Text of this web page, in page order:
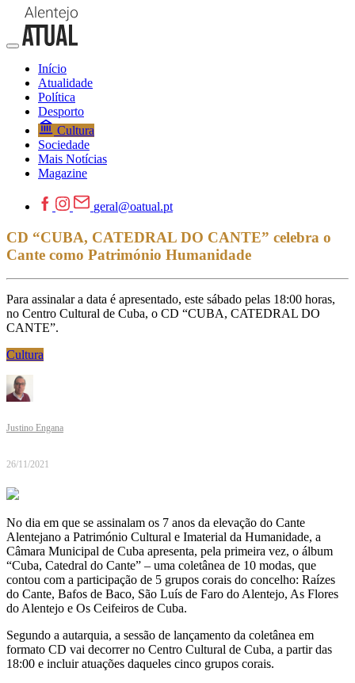
Início
Atualidade
Política
Desporto
Cultura
Sociedade
Mais Notícias
Magazine
geral@oatual.pt
CD “CUBA, CATEDRAL DO CANTE” celebra o
Cante como Património Humanidade
Para assinalar a data é apresentado, este sábado pelas 18:00 horas,
no Centro Cultural de Cuba, o CD “CUBA, CATEDRAL DO
CANTE”.
Cultura
Justino Engana
26/11/2021
No dia em que se assinalam os 7 anos da elevação do Cante
Alentejano a Património Cultural e Imaterial da Humanidade, a
Câmara Municipal de Cuba apresenta, pela primeira vez, o álbum
“Cuba, Catedral do Cante” – uma coletânea de 10 modas, que
contou com a participação de 5 grupos corais do concelho: Raízes
do Cante, Bafos de Baco, São Luís de Faro do Alentejo, As Flores
do Alentejo e Os Ceifeiros de Cuba.
Segundo a autarquia, a sessão de lançamento da coletânea em
formato CD vai decorrer no Centro Cultural de Cuba, a partir das
18:00 e incluir atuações daqueles cinco grupos corais.